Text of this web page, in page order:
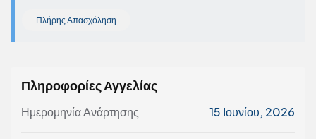
Πλήρης Απασχόληση
Πληροφορίες Αγγελίας
Ημερομηνία Ανάρτησης 15 Ιουνίου, 2026